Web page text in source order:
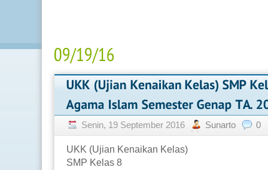
Senin, 19 September 2016 Sunarto 0
UKK (Ujian Kenaikan Kelas)
SMP Kelas 8